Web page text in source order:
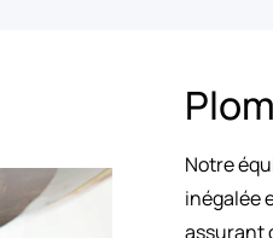
Notre
inégalée
assurant